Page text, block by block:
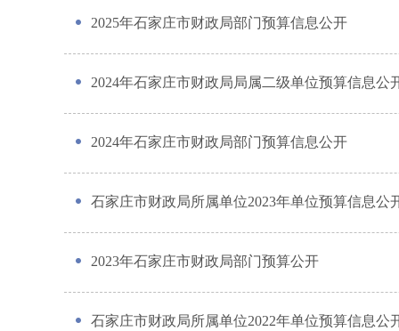
2025年石家庄市财政局部门预算信息公开
2024年石家庄市财政局局属二级单位预算信息公
2024年石家庄市财政局部门预算信息公开
石家庄市财政局所属单位2023年单位预算信息公
2023年石家庄市财政局部门预算公开
石家庄市财政局所属单位2022年单位预算信息公